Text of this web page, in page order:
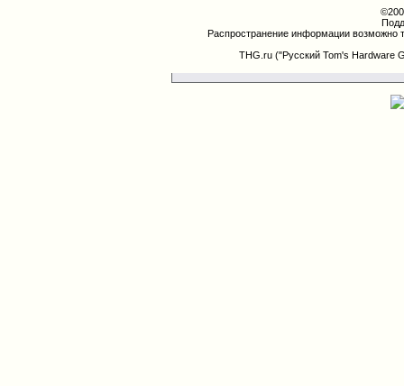
Распространение информации возможно
THG.ru ("Русский Tom's Hardware